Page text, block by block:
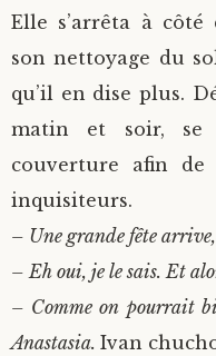
Elle s’arrêta à
son nettoyage du
qu’il en dise plus.
matin et soir, se
couverture afin de
inquisiteurs.
– Une grande fête
– Eh oui, je le sais. Et
– Comme on pourrait
Anastasia. Ivan